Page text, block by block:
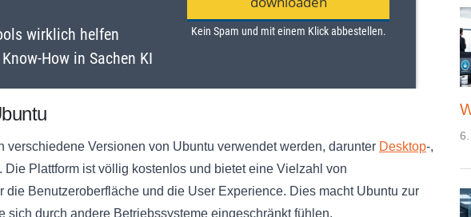
verschiedene Versionen von Ubuntu verwendet werden, darunter Desktop-,
Die Plattform ist völlig kostenlos und bietet eine Vielzahl von
die Benutzeroberfläche und die User Experience. Dies macht Ubuntu zur
sich durch andere Betriebssysteme eingeschränkt fühlen.